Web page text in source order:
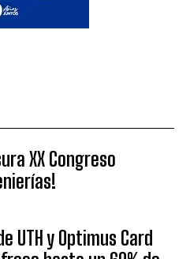
XX Congreso
UTH y Optimus Card